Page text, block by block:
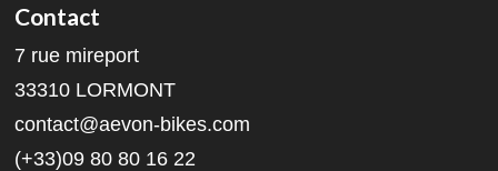
Contact
7 rue mireport
33310 LORMONT
contact@aevon-bikes.com
(+33)09 80 80 16 22